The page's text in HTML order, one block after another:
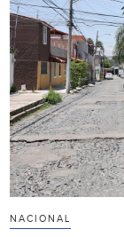
NACIONAL